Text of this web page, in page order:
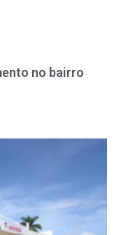
no bairro